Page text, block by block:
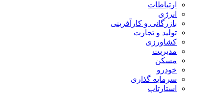
ارتباطات
انرژی
بازرگانی و کارآفرینی
تولید و تجارت
کشاورزی
مدیریت
مسکن
خودرو
سرمایه گذاری
استارتاپ